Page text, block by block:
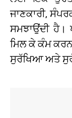
ਜਾਣਕਾਰੀ,
ਸਮਝਾਉਂਦੀ ਹੈ।
ਮਿਲ ਕੇ ਕੰਮ
ਸੁਰੱਖਿਆ ਅਤੇ